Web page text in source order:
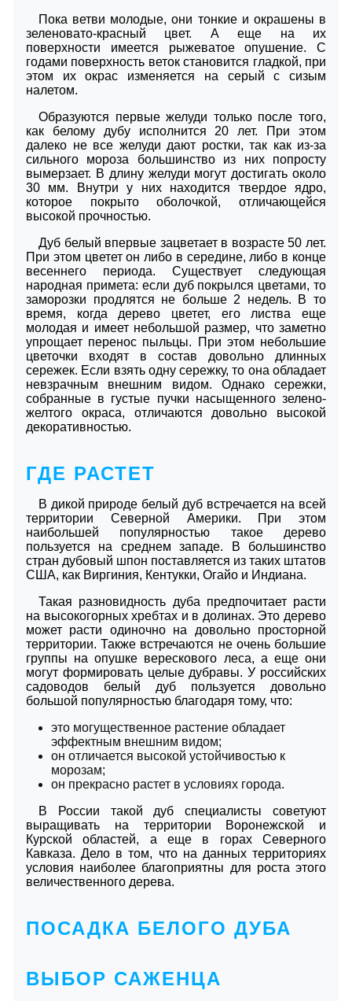
Пока ветви молодые, они тонкие и окрашены в
зеленовато-красный цвет. А еще на их
поверхности имеется рыжеватое опушение. С
годами поверхность веток становится гладкой, при
этом их окрас изменяется на серый с сизым
налетом.
Образуются первые желуди только после того,
как белому дубу исполнится 20 лет. При этом
далеко не все желуди дают ростки, так как из-за
сильного мороза большинство из них попросту
вымерзает. В длину желуди могут достигать около
30 мм. Внутри у них находится твердое ядро,
которое покрыто оболочкой, отличающейся
высокой прочностью.
Дуб белый впервые зацветает в возрасте 50 лет.
При этом цветет он либо в середине, либо в конце
весеннего периода. Существует следующая
народная примета: если дуб покрылся цветами, то
заморозки продлятся не больше 2 недель. В то
время, когда дерево цветет, его листва еще
молодая и имеет небольшой размер, что заметно
упрощает перенос пыльцы. При этом небольшие
цветочки входят в состав довольно длинных
сережек. Если взять одну сережку, то она обладает
невзрачным внешним видом. Однако сережки,
собранные в густые пучки насыщенного зелено-
желтого окраса, отличаются довольно высокой
декоративностью.
ГДЕ РАСТЕТ
В дикой природе белый дуб встречается на всей
территории Северной Америки. При этом
наибольшей популярностью такое дерево
пользуется на среднем западе. В большинство
стран дубовый шпон поставляется из таких штатов
США, как Виргиния, Кентукки, Огайо и Индиана.
Такая разновидность дуба предпочитает расти
на высокогорных хребтах и в долинах. Это дерево
может расти одиночно на довольно просторной
территории. Также встречаются не очень большие
группы на опушке верескового леса, а еще они
могут формировать целые дубравы. У российских
садоводов белый дуб пользуется довольно
большой популярностью благодаря тому, что:
это могущественное растение обладает
эффектным внешним видом;
он отличается высокой устойчивостью к
морозам;
он прекрасно растет в условиях города.
В России такой дуб специалисты советуют
выращивать на территории Воронежской и
Курской областей, а еще в горах Северного
Кавказа. Дело в том, что на данных территориях
условия наиболее благоприятны для роста этого
величественного дерева.
ПОСАДКА БЕЛОГО ДУБА
ВЫБОР САЖЕНЦА